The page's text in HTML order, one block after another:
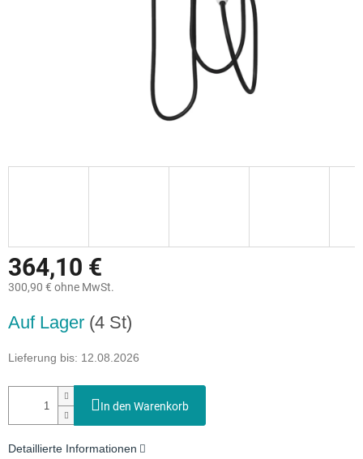
364,10 €
300,90 € ohne MwSt.
Auf Lager (4 St)
Lieferung bis: 12.08.2026
In den Warenkorb
Detaillierte Informationen